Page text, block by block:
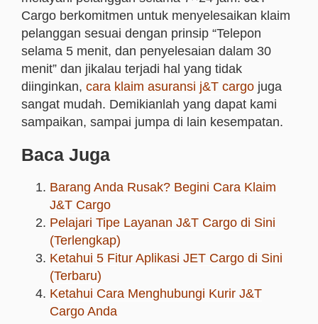
Cargo berkomitmen untuk menyelesaikan klaim
pelanggan sesuai dengan prinsip “Telepon
selama 5 menit, dan penyelesaian dalam 30
menit” dan jikalau terjadi hal yang tidak
diinginkan, cara klaim asuransi j&T cargo juga
sangat mudah. Demikianlah yang dapat kami
sampaikan, sampai jumpa di lain kesempatan.
Baca Juga
Barang Anda Rusak? Begini Cara Klaim
J&T Cargo
Pelajari Tipe Layanan J&T Cargo di Sini
(Terlengkap)
Ketahui 5 Fitur Aplikasi JET Cargo di Sini
(Terbaru)
Ketahui Cara Menghubungi Kurir J&T
Cargo Anda